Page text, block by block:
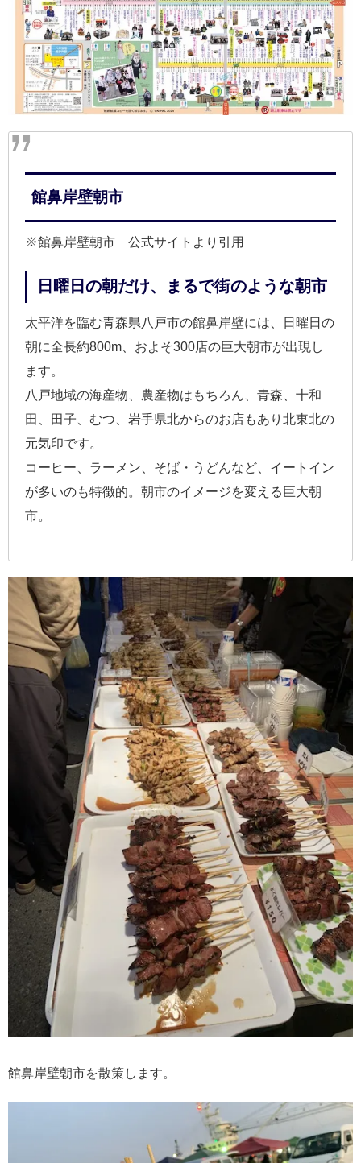
館鼻岸壁朝市
※館鼻岸壁朝市 公式サイトより引用
日曜日の朝だけ、まるで街のような朝市
太平洋を臨む青森県八戸市の館鼻岸壁には、日曜日の
朝に全長約800m、およそ300店の巨大朝市が出現し
ます。
八戸地域の海産物、農産物はもちろん、青森、十和
田、田子、むつ、岩手県北からのお店もあり北東北の
元気印です。
コーヒー、ラーメン、そば・うどんなど、イートイン
が多いのも特徴的。朝市のイメージを変える巨大朝
市。
館鼻岸壁朝市を散策します。